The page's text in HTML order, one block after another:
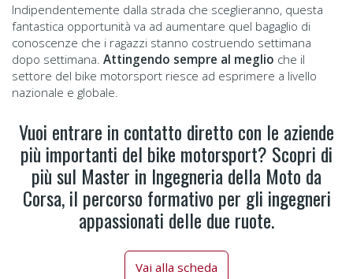
Indipendentemente dalla strada che sceglieranno, questa
fantastica opportunità va ad aumentare quel bagaglio di
conoscenze che i ragazzi stanno costruendo settimana
dopo settimana. Attingendo sempre al meglio che il
settore del bike motorsport riesce ad esprimere a livello
nazionale e globale.
Vuoi entrare in contatto diretto con le aziende
più importanti del bike motorsport? Scopri di
più sul Master in Ingegneria della Moto da
Corsa, il percorso formativo per gli ingegneri
appassionati delle due ruote.
Vai alla scheda